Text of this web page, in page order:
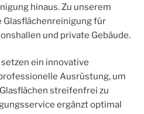
hinaus. Zu unserem
für
und private Gebäude.
ein innovative
Ausrüstung, um
streifenfrei zu
ergänzt optimal